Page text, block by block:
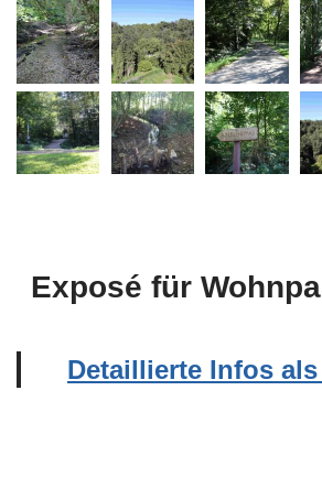
Exposé für
Detaillierte Infos